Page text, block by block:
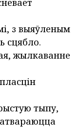
з выяўленым
сцябло.
жылкаванне
тыпу,